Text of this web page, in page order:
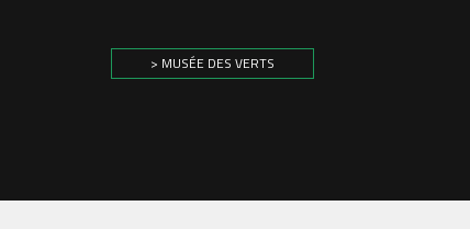
> MUSÉE DES VERTS